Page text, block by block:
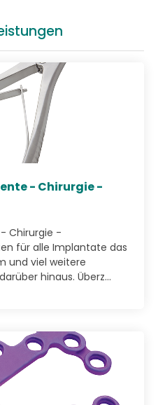
- Chirurgie -
Chirurgie -
für alle Implantate das
und viel weitere
hinaus. Überz...